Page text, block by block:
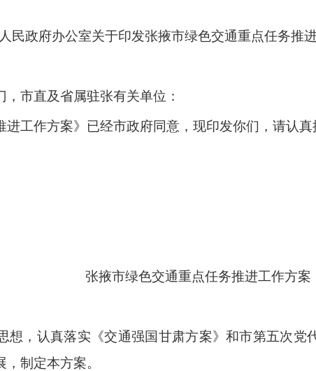
民政府办公室关于印发张掖市绿色交通重点任务推
市直及省属驻张有关单位：
进工作方案》已经市政府同意，现印发你们，请认真
张掖市绿色交通重点任务推进工作方案
想，认真落实《交通强国甘肃方案》和市第五次党
制定本方案。